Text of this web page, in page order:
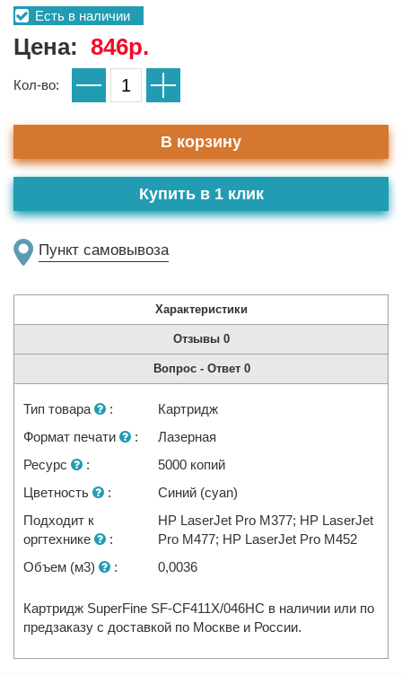
Есть в наличии
Цена: 846р.
Кол-во:
В корзину
Пункт самовывоза
Купить в 1 клик
Характеристики
Отзывы 0
Вопрос - Ответ 0
Тип товара :
Картридж
Формат печати
:
Лазерная
Ресурс
:
5000 копий
Цветность
:
Синий (cyan)
Подходит к
оргтехнике
:
HP LaserJet Pro M377; HP LaserJet
Pro M477; HP LaserJet Pro M452
Объем (м3)
: 0,0036
Картридж SuperFine SF-CF411X/046HC в наличии или по
предзаказу с доставкой по Москве и России.